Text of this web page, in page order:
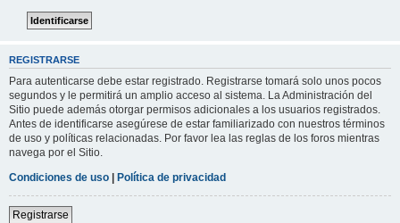
REGISTRARSE
Para autenticarse debe estar registrado. Registrarse tomará solo unos pocos
segundos y le permitirá un amplio acceso al sistema. La Administración del
Sitio puede además otorgar permisos adicionales a los usuarios registrados.
Antes de identificarse asegúrese de estar familiarizado con nuestros términos
de uso y políticas relacionadas. Por favor lea las reglas de los foros mientras
navega por el Sitio.
Condiciones de uso | Política de privacidad
Registrarse